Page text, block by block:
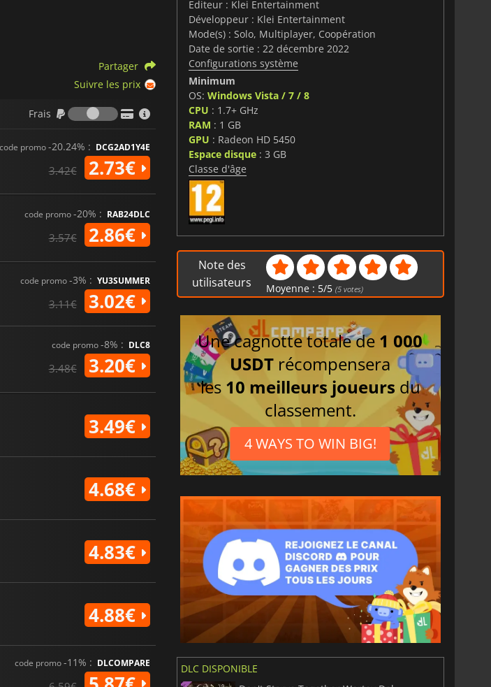
Partager
Suivre les prix
Frais
Frais
code promo-20.24% : DCG2AD1Y4E
3.42€ 2.73€
code promo-20% : RAB24DLC
3.57€ 2.86€
code promo-3% : YU3SUMMER
3.11€ 3.02€
code promo-8% : DLC8
3.48€ 3.20€
3.49€
4.68€
4.83€
4.88€
code promo-11% : DLCOMPARE
Editeur : Klei Entertainment
Développeur : Klei Entertainment
Mode(s) : Solo, Multiplayer, Coopération
Date de sortie : 22 décembre 2022
Configurations système
Minimum
OS: Windows Vista / 7 / 8
CPU : 1.7+ GHz
RAM : 1 GB
GPU : Radeon HD 5450
Espace disque: 3 GB
Classe d'âge
Note des
utilisateurs
Moyenne : 5/5 (5 votes)
Une cagnotte totale de 1 000
USDT récompensera
les 10 meilleurs joueurs du
classement.
4 WAYS TO WIN BIG!
DLC DISPONIBLE